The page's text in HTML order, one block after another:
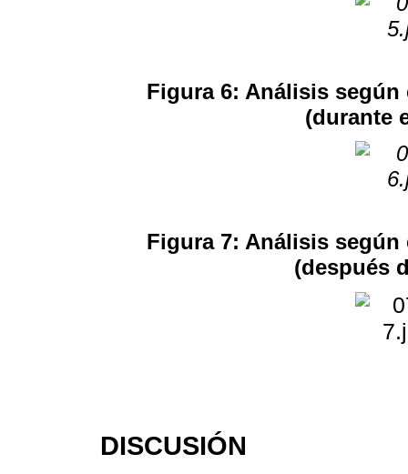
Figura 6: Análisis
(durante
Figura 7: Análisis
(después
DISCUSIÓN